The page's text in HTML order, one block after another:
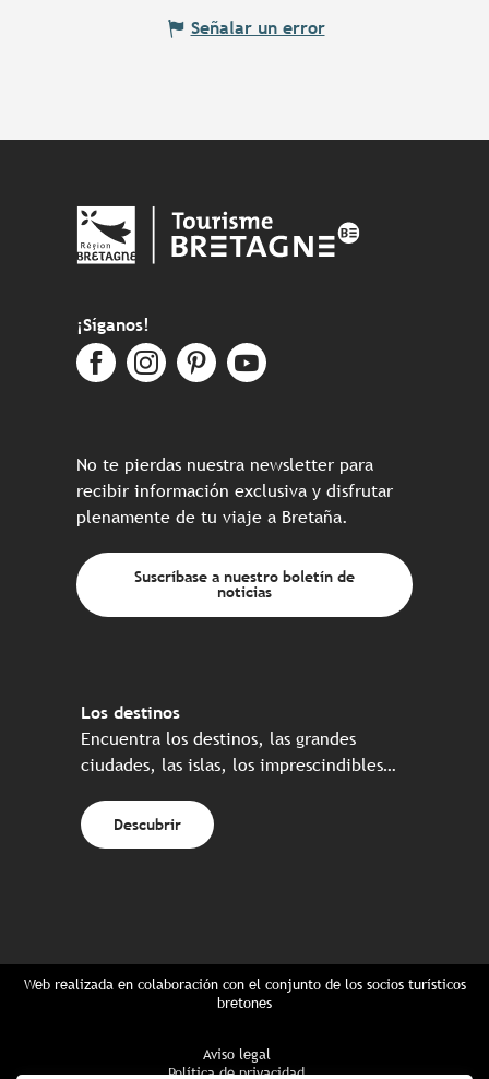
Señalar un error
¡Síganos!
No te pierdas nuestra newsletter para
recibir información exclusiva y disfrutar
plenamente de tu viaje a Bretaña.
Suscríbase a nuestro boletín de
noticias
Los destinos
Encuentra los destinos, las grandes
ciudades, las islas, los imprescindibles…
Descubrir
Web realizada en colaboración con el conjunto de los socios turísticos
bretones
Aviso legal
Política de privacidad